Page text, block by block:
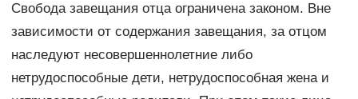
Свобода завещания отца ограничена законом. Вне
зависимости от содержания завещания, за отцом
наследуют несовершеннолетние либо
нетрудоспособные дети, нетрудоспособная жена и